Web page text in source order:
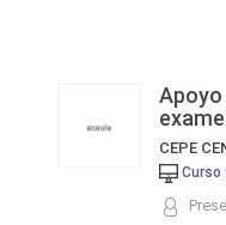
CEPE
Curso